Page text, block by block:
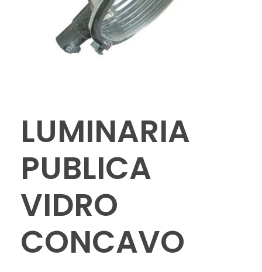
LUMINARIA
PUBLICA
VIDRO
CONCAVO